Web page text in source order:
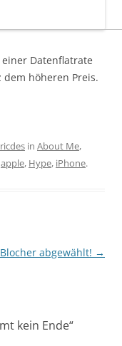
Datenflatrate
höheren Preis.
ricdes in About Me,
apple, Hype, iPhone.
Blocher abgewählt! →
kein Ende“